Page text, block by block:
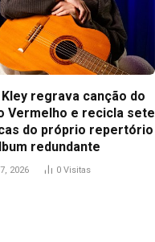
regrava canção do
Vermelho e recicla sete
do próprio repertório
redundante
2026 0 Visitas